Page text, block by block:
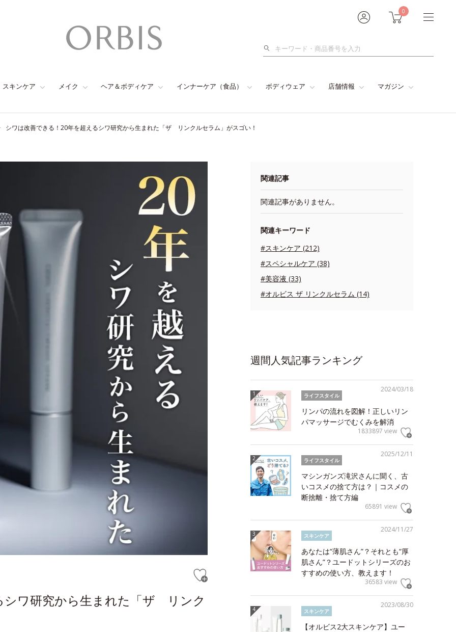
0
検
スキンケア メイク ヘア＆ボディケア インナーケア（食品） ボディウェア 店舗情報 マガジン
シワは改善できる！20年を超えるシワ研究から生まれた「ザ リンクルセラム」がスゴい！
シワ研究から生まれた「ザ リンク
関連記事
関連記事がありません。
関連キーワード
#スキンケア (212)
#スペシャルケア (38)
#美容液 (33)
#オルビス ザ リンクルセラム (14)
週間人気記事ランキング
2024/03/18
ライフスタイル
リンパの流れを図解！正しいリン
パマッサージでむくみを解消
1833897 view
2025/12/11
ライフスタイル
マシンガンズ滝沢さんに聞く、古
いコスメの捨て方は？｜コスメの
断捨離・捨て方編
65891 view
2024/11/27
スキンケア
あなたは“薄肌さん”？それとも“厚
肌さん”？ユードットシリーズのお
すすめの使い方、教えます！
36583 view
2023/08/30
スキンケア
【オルビス2大スキンケア】ユー